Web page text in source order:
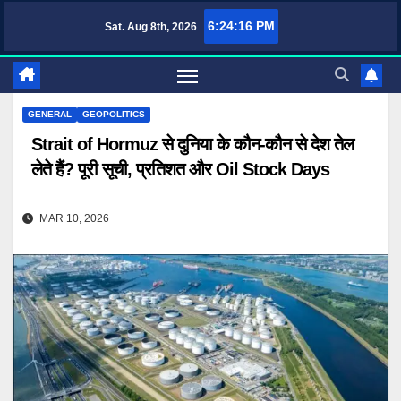
content
Sat. Aug 8th, 2026 6:24:18 PM
GENERAL GEOPOLITICS
Strait of Hormuz से दुनिया के कौन-कौन से देश तेल
लेते हैं? पूरी सूची, प्रतिशत और Oil Stock Days
MAR 10, 2026